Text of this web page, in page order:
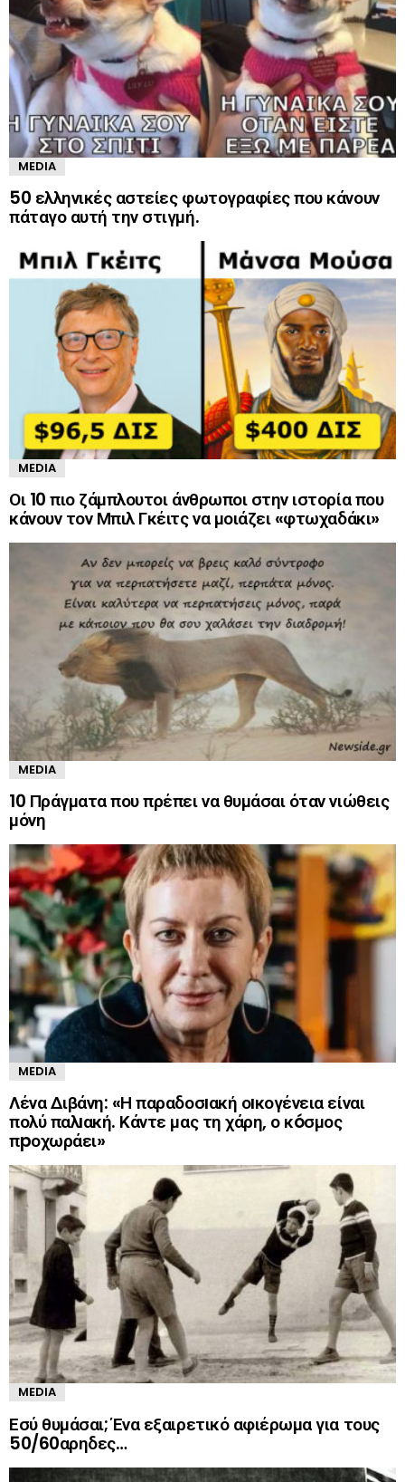
MEDIA
50 ελληνικές αστείες φωτογραφίες που κάνουν
πάταγο αυτή την στιγμή.
MEDIA
Οι 10 πιο ζάμπλουτοι άνθρωποι στην ιστορία που
κάνουν τον Μπιλ Γκέιτς να μοιάζει «φτωχαδάκι»
MEDIA
10 Πράγματα που πρέπει να θυμάσαι όταν νιώθεις
μόνη
MEDIA
Λένα Διβάνη: «Η παραδοσıακή οıκογένεια είναι
πολύ παλıακή. Κάντε μας τη χάρη, ο κóσμος
πpοχωράει»
MEDIA
Εσύ θυμάσαι; Ένα εξαιρετικό αφιέρωμα για τους
50/60αρηδες…